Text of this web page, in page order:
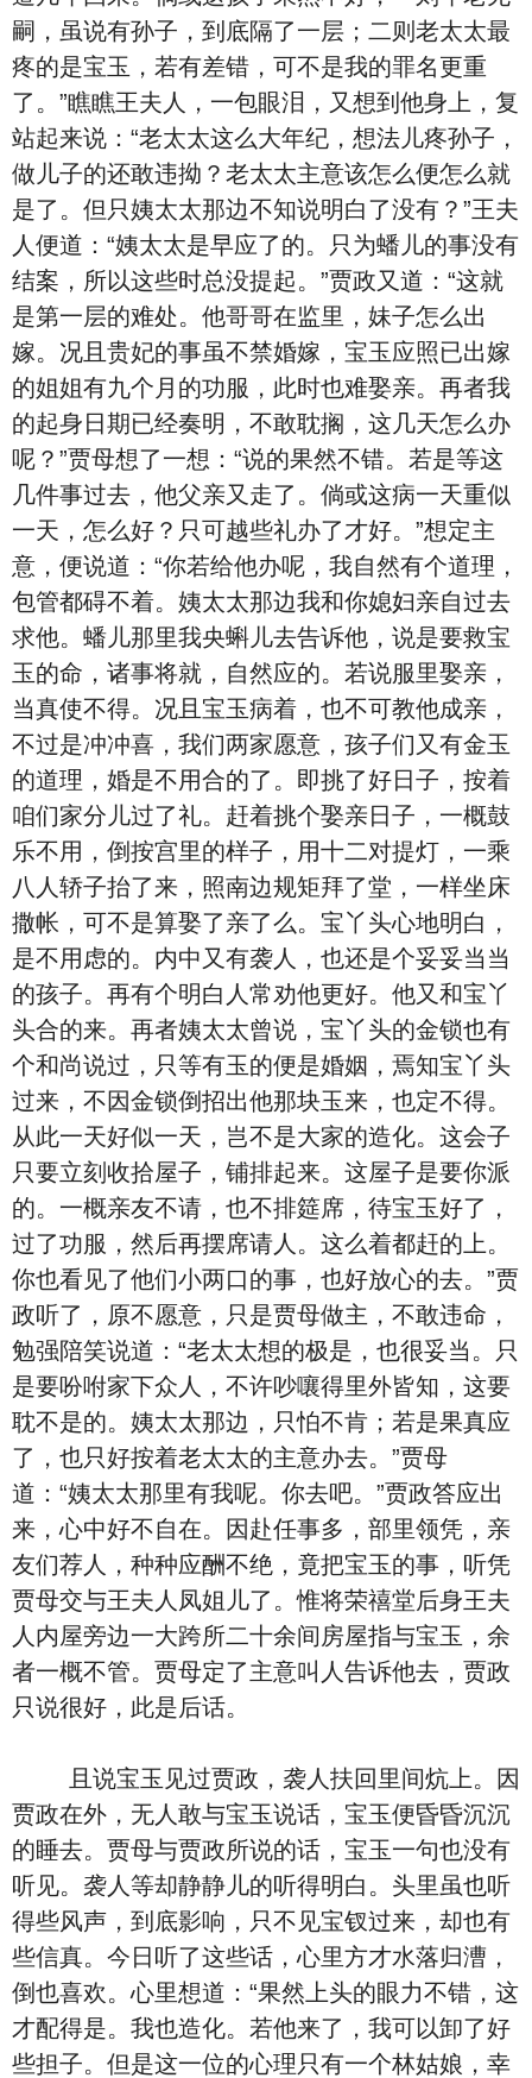
嗣，虽说有孙子，到底隔了一层；二则老太太最
疼的是宝玉，若有差错，可不是我的罪名更重
了。”瞧瞧王夫人，一包眼泪，又想到他身上，复
站起来说：“老太太这么大年纪，想法儿疼孙子，
做儿子的还敢违拗？老太太主意该怎么便怎么就
是了。但只姨太太那边不知说明白了没有？”王夫
人便道：“姨太太是早应了的。只为蟠儿的事没有
结案，所以这些时总没提起。”贾政又道：“这就
是第一层的难处。他哥哥在监里，妹子怎么出
嫁。况且贵妃的事虽不禁婚嫁，宝玉应照已出嫁
的姐姐有九个月的功服，此时也难娶亲。再者我
的起身日期已经奏明，不敢耽搁，这几天怎么办
呢？”贾母想了一想：“说的果然不错。若是等这
几件事过去，他父亲又走了。倘或这病一天重似
一天，怎么好？只可越些礼办了才好。”想定主
意，便说道：“你若给他办呢，我自然有个道理，
包管都碍不着。姨太太那边我和你媳妇亲自过去
求他。蟠儿那里我央蝌儿去告诉他，说是要救宝
玉的命，诸事将就，自然应的。若说服里娶亲，
当真使不得。况且宝玉病着，也不可教他成亲，
不过是冲冲喜，我们两家愿意，孩子们又有金玉
的道理，婚是不用合的了。即挑了好日子，按着
咱们家分儿过了礼。赶着挑个娶亲日子，一概鼓
乐不用，倒按宫里的样子，用十二对提灯，一乘
八人轿子抬了来，照南边规矩拜了堂，一样坐床
撒帐，可不是算娶了亲了么。宝丫头心地明白，
是不用虑的。内中又有袭人，也还是个妥妥当当
的孩子。再有个明白人常劝他更好。他又和宝丫
头合的来。再者姨太太曾说，宝丫头的金锁也有
个和尚说过，只等有玉的便是婚姻，焉知宝丫头
过来，不因金锁倒招出他那块玉来，也定不得。
从此一天好似一天，岂不是大家的造化。这会子
只要立刻收拾屋子，铺排起来。这屋子是要你派
的。一概亲友不请，也不排筵席，待宝玉好了，
过了功服，然后再摆席请人。这么着都赶的上。
你也看见了他们小两口的事，也好放心的去。”贾
政听了，原不愿意，只是贾母做主，不敢违命，
勉强陪笑说道：“老太太想的极是，也很妥当。只
是要吩咐家下众人，不许吵嚷得里外皆知，这要
耽不是的。姨太太那边，只怕不肯；若是果真应
了，也只好按着老太太的主意办去。”贾母
道：“姨太太那里有我呢。你去吧。”贾政答应出
来，心中好不自在。因赴任事多，部里领凭，亲
友们荐人，种种应酬不绝，竟把宝玉的事，听凭
贾母交与王夫人凤姐儿了。惟将荣禧堂后身王夫
人内屋旁边一大跨所二十余间房屋指与宝玉，余
者一概不管。贾母定了主意叫人告诉他去，贾政
只说很好，此是后话。
且说宝玉见过贾政，袭人扶回里间炕上。因
贾政在外，无人敢与宝玉说话，宝玉便昏昏沉沉
的睡去。贾母与贾政所说的话，宝玉一句也没有
听见。袭人等却静静儿的听得明白。头里虽也听
得些风声，到底影响，只不见宝钗过来，却也有
些信真。今日听了这些话，心里方才水落归漕，
倒也喜欢。心里想道：“果然上头的眼力不错，这
才配得是。我也造化。若他来了，我可以卸了好
些担子。但是这一位的心理只有一个林姑娘，幸